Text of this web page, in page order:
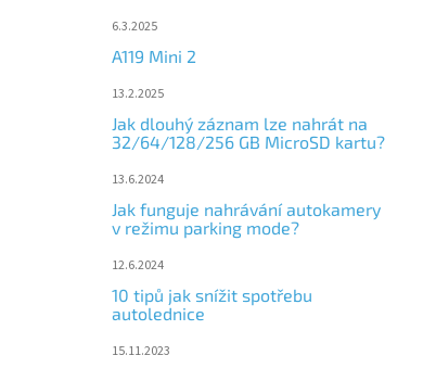
6.3.2025
A119 Mini 2
13.2.2025
Jak dlouhý záznam lze nahrát na
32/64/128/256 GB MicroSD kartu?
13.6.2024
Jak funguje nahrávání autokamery
v režimu parking mode?
12.6.2024
10 tipů jak snížit spotřebu
autolednice
15.11.2023